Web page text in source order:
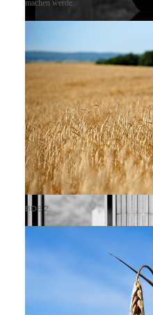
alina7
machen werde.
BDB 2